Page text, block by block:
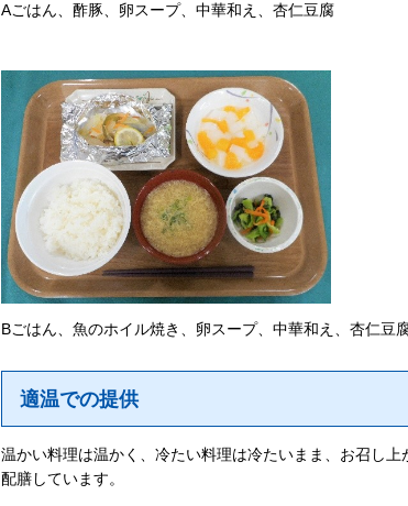
Aごはん、酢豚、卵スープ、中華和え、杏仁豆腐
Bごはん、魚のホイル焼き、卵スープ、中華和え、杏仁豆
適温での提供
温かい料理は温かく、冷たい料理は冷たいまま、お召し
配膳しています。